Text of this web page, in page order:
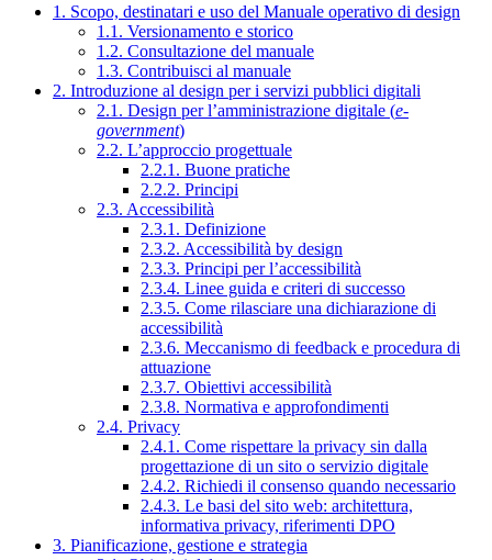
1. Scopo, destinatari e uso del Manuale operativo di design
1.1. Versionamento e storico
1.2. Consultazione del manuale
1.3. Contribuisci al manuale
2. Introduzione al design per i servizi pubblici digitali
2.1. Design per l’amministrazione digitale (e-
government)
2.2. L’approccio progettuale
2.2.1. Buone pratiche
2.2.2. Principi
2.3. Accessibilità
2.3.1. Definizione
2.3.2. Accessibilità by design
2.3.3. Principi per l’accessibilità
2.3.4. Linee guida e criteri di successo
2.3.5. Come rilasciare una dichiarazione di
accessibilità
2.3.6. Meccanismo di feedback e procedura di
attuazione
2.3.7. Obiettivi accessibilità
2.3.8. Normativa e approfondimenti
2.4. Privacy
2.4.1. Come rispettare la privacy sin dalla
progettazione di un sito o servizio digitale
2.4.2. Richiedi il consenso quando necessario
2.4.3. Le basi del sito web: architettura,
informativa privacy, riferimenti DPO
3. Pianificazione, gestione e strategia